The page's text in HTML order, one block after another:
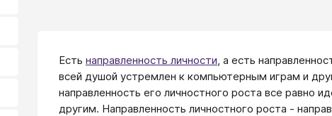
Есть направленность личности, а есть
всей душой устремлен к компьютерным играм и
направленность его личностного роста все равно
другим. Направленность личностного роста -